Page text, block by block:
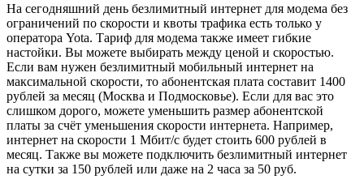
На сегодняшний день безлимитный интернет для модема без
ограничений по скорости и квоты трафика есть только у
оператора Yota. Тариф для модема также имеет гибкие
настойки. Вы можете выбирать между ценой и скоростью.
Если вам нужен безлимитный мобильный интернет на
максимальной скорости, то абонентская плата составит 1400
рублей за месяц (Москва и Подмосковье). Если для вас это
слишком дорого, можете уменьшить размер абонентской
платы за счёт уменьшения скорости интернета. Например,
интернет на скорости 1 Мбит/с будет стоить 600 рублей в
месяц. Также вы можете подключить безлимитный интернет
на сутки за 150 рублей или даже на 2 часа за 50 руб.